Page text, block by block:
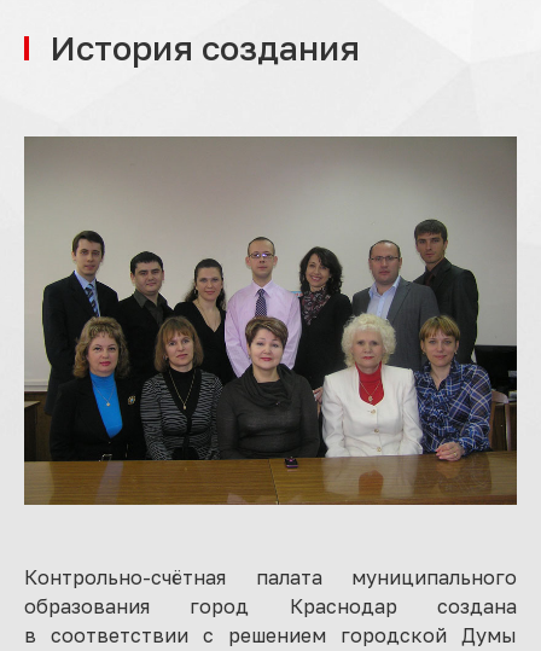
История создания
Контрольно-счётная палата муниципального
образования город Краснодар создана
в соответствии с решением городской Думы